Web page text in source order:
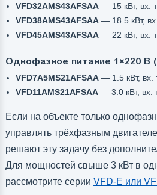
VFD32AMS43AFSAA— 15 кВт, вх.
VFD38AMS43AFSAA— 18.5 кВт,
VFD45AMS43AFSAA— 22 кВт, вх.
Однофазное питание 1×220 В
VFD7A5MS21AFSAA— 1.5 кВт, вх.
VFD11AMS21AFSAA— 3.0 кВт, вх.
Если на объекте только
управлять трёхфазным
решают эту задачу без
Для мощностей свыше 3 кВт в
рассмотрите серии VFD-E или